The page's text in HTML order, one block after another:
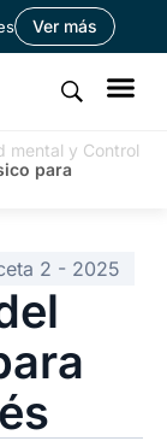
Ver más
mental y Control
para
2 - 2025